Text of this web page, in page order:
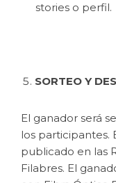
stories o perfil.
SORTEO Y
El ganador será
los participantes.
publicado en las
Filabres. El